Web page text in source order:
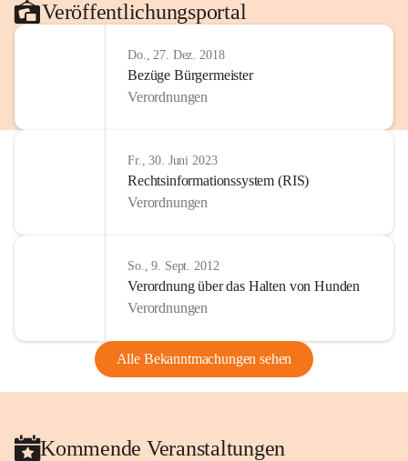
Veröffentlichungsportal
Do., 27. Dez. 2018
Bezüge Bürgermeister
Verordnungen
Fr., 30. Juni 2023
Rechtsinformationssystem (RIS)
Verordnungen
So., 9. Sept. 2012
Verordnung über das Halten von Hunden
Verordnungen
Alle Bekanntmachungen sehen
Kommende Veranstaltungen